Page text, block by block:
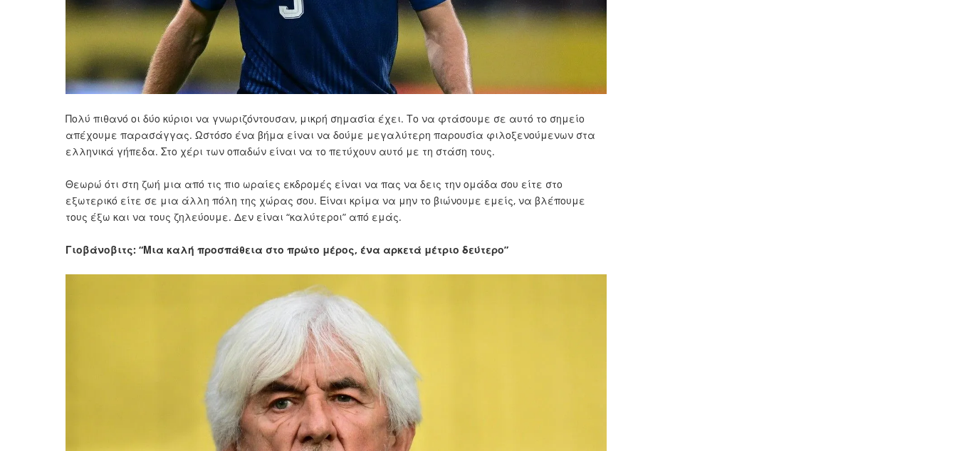
Πολύ πιθανό οι δύο κύριοι να γνωριζόντουσαν, μικρή σημασία έχει. Το να φτάσουμε σε αυτό το σημείο
απέχουμε παρασάγγας. Ωστόσο ένα βήμα είναι να δούμε μεγαλύτερη παρουσία φιλοξενούμενων στα
ελληνικά γήπεδα. Στο χέρι των οπαδών είναι να το πετύχουν αυτό με τη στάση τους.
Θεωρώ ότι στη ζωή μια από τις πιο ωραίες εκδρομές είναι να πας να δεις την ομάδα σου είτε στο
εξωτερικό είτε σε μια άλλη πόλη της χώρας σου. Είναι κρίμα να μην το βιώνουμε εμείς, να βλέπουμε
τους έξω και να τους ζηλεύουμε. Δεν είναι “καλύτεροι” από εμάς.
Γιοβάνοβιτς: “Μια καλή προσπάθεια στο πρώτο μέρος, ένα αρκετά μέτριο δεύτερο”